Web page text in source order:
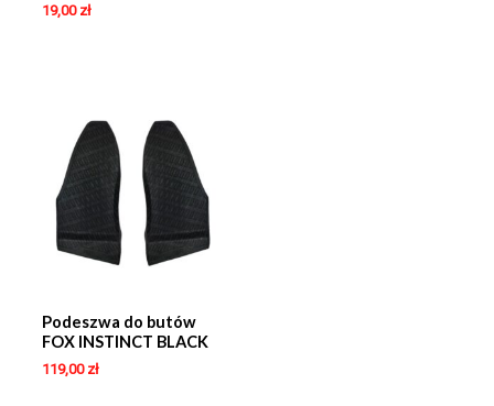
19,00 zł
Podeszwa do butów
FOX INSTINCT BLACK
119,00 zł